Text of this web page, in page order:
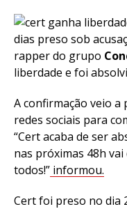
dias preso sob
rapper do grupo
liberdade e foi
A confirmação veio
redes sociais para
“Cert acaba de ser
nas próximas 48h
todos!” informou.
Cert foi preso no dia